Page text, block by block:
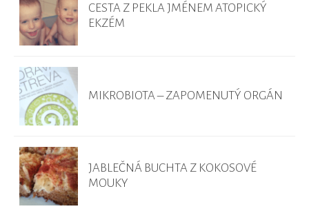
CESTA Z PEKLA JMÉNEM ATOPICKÝ
EKZÉM
MIKROBIOTA – ZAPOMENUTÝ ORGÁN
JABLEČNÁ BUCHTA Z KOKOSOVÉ
MOUKY